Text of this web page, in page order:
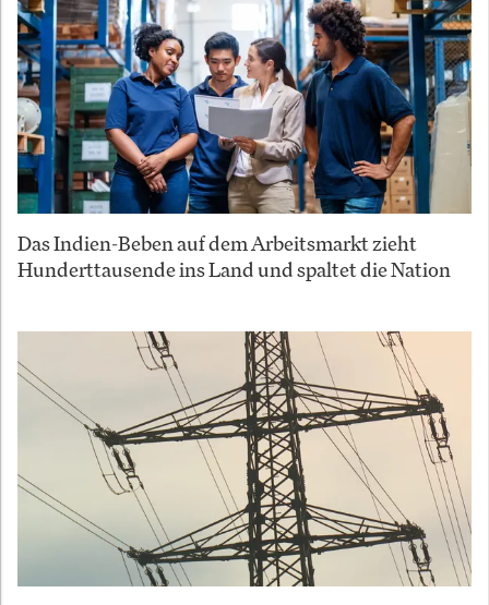
Das Indien-Beben auf dem Arbeitsmarkt zieht
Hunderttausende ins Land und spaltet die Nation